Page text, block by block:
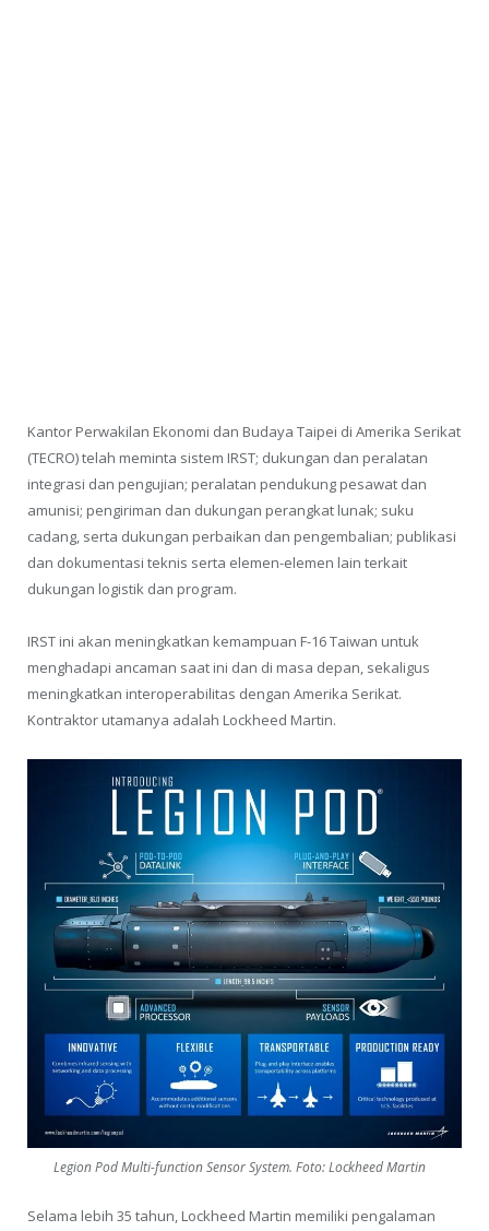
Kantor Perwakilan Ekonomi dan Budaya Taipei di Amerika Serikat
(TECRO) telah meminta sistem IRST; dukungan dan peralatan
integrasi dan pengujian; peralatan pendukung pesawat dan
amunisi; pengiriman dan dukungan perangkat lunak; suku
cadang, serta dukungan perbaikan dan pengembalian; publikasi
dan dokumentasi teknis serta elemen-elemen lain terkait
dukungan logistik dan program.
IRST ini akan meningkatkan kemampuan F-16 Taiwan untuk
menghadapi ancaman saat ini dan di masa depan, sekaligus
meningkatkan interoperabilitas dengan Amerika Serikat.
Kontraktor utamanya adalah Lockheed Martin.
Legion Pod Multi-function Sensor System. Foto: Lockheed Martin
Selama lebih 35 tahun, Lockheed Martin memiliki pengalaman